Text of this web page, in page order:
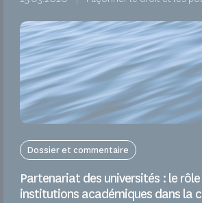
Dossier et commentaire
Partenariat des universités : le
institutions académiques dans la